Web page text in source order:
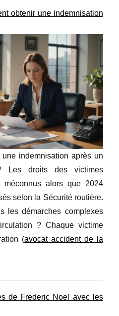
obtenir une indemnisation
indemnisation après un
Les droits des victimes
méconnus alors que 2024
selon la Sécurité routière.
les démarches complexes
? Chaque victime
(avocat accident de la
de Frederic Noel avec les